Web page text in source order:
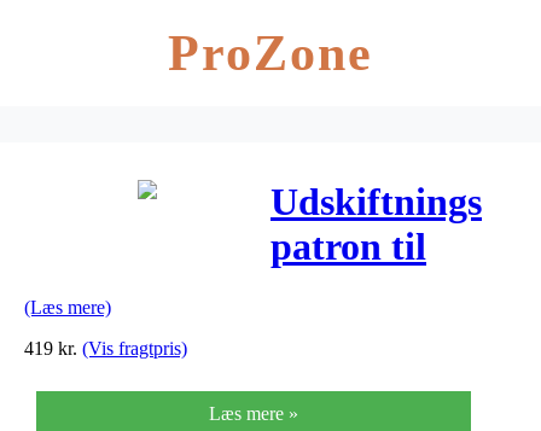
ProZone
Udskiftnings
patron til
(Læs mere)
419 kr. (Vis fragtpris)
Læs mere »